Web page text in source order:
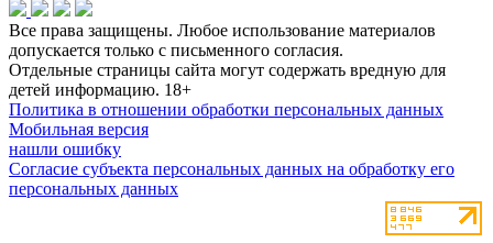
Все права защищены. Любое использование материалов
допускается только с письменного согласия.
Отдельные страницы сайта могут содержать вредную для
детей информацию. 18+
Политика в отношении обработки персональных данных
Мобильная версия
нашли ошибку
Согласие субъекта персональных данных на обработку его
персональных данных